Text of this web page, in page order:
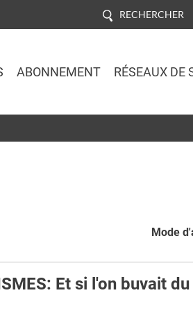
RECHERCHER
ABONNEMENT RÉSEAUX DE
Mode
Et si l'on buvait